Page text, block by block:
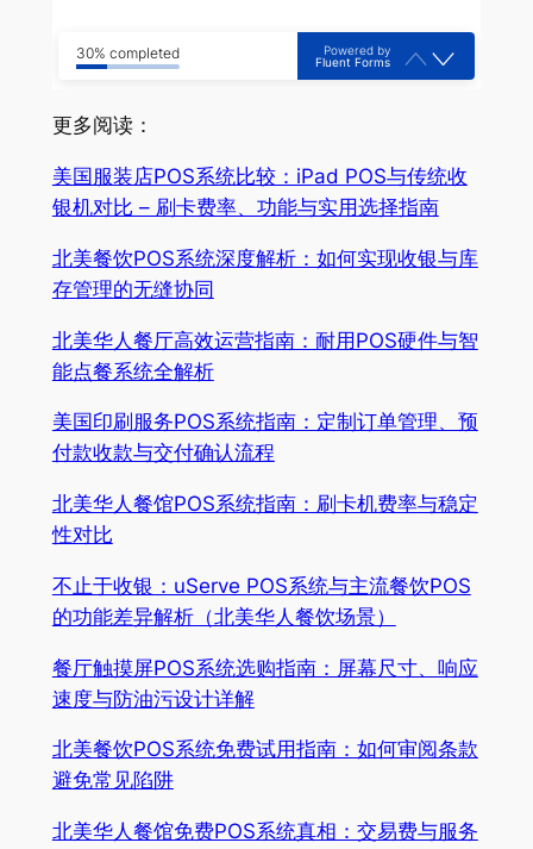
30% completed
Powered by
Fluent Forms
更多阅读：
美国服装店POS系统比较：iPad POS与传统收
银机对比 – 刷卡费率、功能与实用选择指南
北美餐饮POS系统深度解析：如何实现收银与库
存管理的无缝协同
北美华人餐厅高效运营指南：耐用POS硬件与智
能点餐系统全解析
美国印刷服务POS系统指南：定制订单管理、预
付款收款与交付确认流程
北美华人餐馆POS系统指南：刷卡机费率与稳定
性对比
不止于收银：uServe POS系统与主流餐饮POS
的功能差异解析（北美华人餐饮场景）
餐厅触摸屏POS系统选购指南：屏幕尺寸、响应
速度与防油污设计详解
北美餐饮POS系统免费试用指南：如何审阅条款
避免常见陷阱
北美华人餐馆免费POS系统真相：交易费与服务